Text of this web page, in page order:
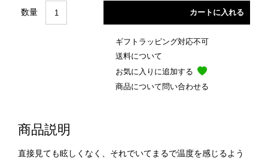
数量
ギフトラッピング対応不可
送料について
お気に入りに追加する
商品について問い合わせる
商品説明
直接見ても眩しくなく、それでいてまるで温度を感じるよう